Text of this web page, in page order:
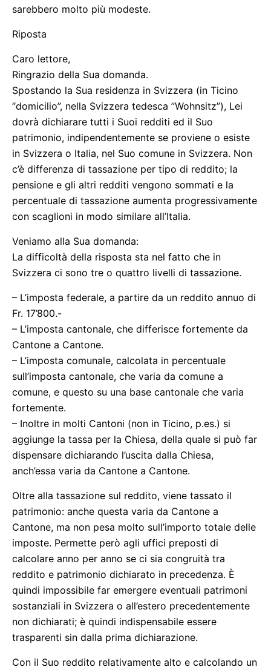
sarebbero molto più modeste.
Riposta
Caro lettore,
Ringrazio della Sua domanda.
Spostando la Sua residenza in Svizzera (in Ticino
“domicilio”, nella Svizzera tedesca ”Wohnsitz”), Lei
dovrà dichiarare tutti i Suoi redditi ed il Suo
patrimonio, indipendentemente se proviene o esiste
in Svizzera o Italia, nel Suo comune in Svizzera. Non
c’è differenza di tassazione per tipo di reddito; la
pensione e gli altri redditi vengono sommati e la
percentuale di tassazione aumenta progressivamente
con scaglioni in modo similare all’Italia.
Veniamo alla Sua domanda:
La difficoltà della risposta sta nel fatto che in
Svizzera ci sono tre o quattro livelli di tassazione.
– L’imposta federale, a partire da un reddito annuo di
Fr. 17’800.-
– L’imposta cantonale, che differisce fortemente da
Cantone a Cantone.
– L’imposta comunale, calcolata in percentuale
sull’imposta cantonale, che varia da comune a
comune, e questo su una base cantonale che varia
fortemente.
– Inoltre in molti Cantoni (non in Ticino, p.es.) si
aggiunge la tassa per la Chiesa, della quale si può far
dispensare dichiarando l’uscita dalla Chiesa,
anch’essa varia da Cantone a Cantone.
Oltre alla tassazione sul reddito, viene tassato il
patrimonio: anche questa varia da Cantone a
Cantone, ma non pesa molto sull’importo totale delle
imposte. Permette però agli uffici preposti di
calcolare anno per anno se ci sia congruità tra
reddito e patrimonio dichiarato in precedenza. È
quindi impossibile far emergere eventuali patrimoni
sostanziali in Svizzera o all’estero precedentemente
non dichiarati; è quindi indispensabile essere
trasparenti sin dalla prima dichiarazione.
Con il Suo reddito relativamente alto e calcolando un